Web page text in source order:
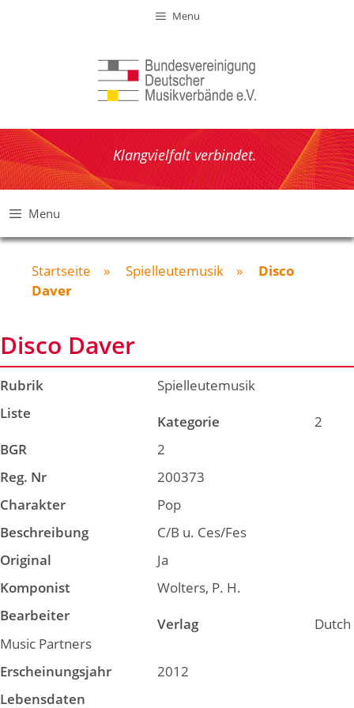
Menu
Klangvielfalt verbindet.
Menu
Startseite » Spielleutemusik » Disco
Daver
Disco Daver
Rubrik
Spielleutemusik
Liste
Kategorie
2
BGR
2
Reg. Nr
200373
Charakter
Pop
Beschreibung
C/B u. Ces/Fes
Original
Ja
Komponist
Wolters, P. H.
Bearbeiter
Verlag
Dutch
Music Partners
Erscheinungsjahr
2012
Lebensdaten